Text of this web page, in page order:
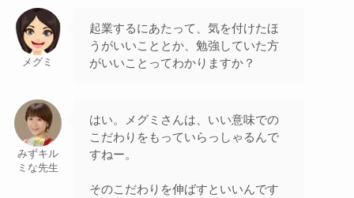
メグミ
起業するにあたって、気を付けたほ
うがいいこととか、勉強していた方
がいいことってわかりますか？
みずキル
ミな先生
はい。メグミさんは、いい意味での
こだわりをもっていらっしゃるんで
すねー。
そのこだわりを伸ばすといいんです